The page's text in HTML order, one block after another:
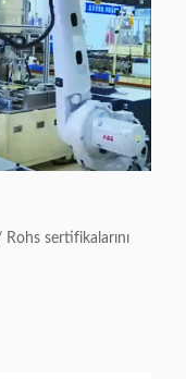
sertifikalarını